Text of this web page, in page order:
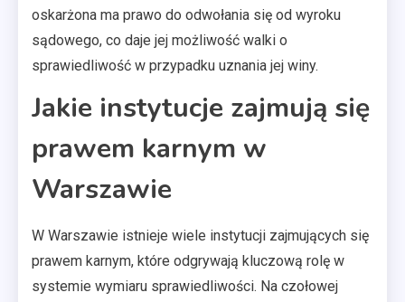
oskarżona ma prawo do odwołania się od wyroku
sądowego, co daje jej możliwość walki o
sprawiedliwość w przypadku uznania jej winy.
Jakie instytucje zajmują się
prawem karnym w
Warszawie
W Warszawie istnieje wiele instytucji zajmujących się
prawem karnym, które odgrywają kluczową rolę w
systemie wymiaru sprawiedliwości. Na czołowej